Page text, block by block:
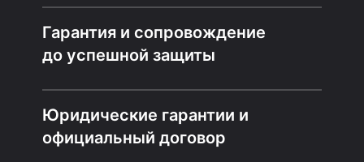
Гарантия и сопровождение
до успешной защиты
Юридические гарантии и
официальный договор